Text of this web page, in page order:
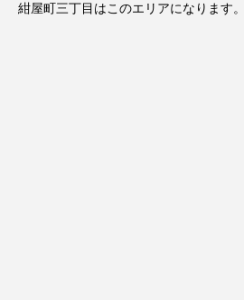
紺屋町三丁目はこのエリアになります。